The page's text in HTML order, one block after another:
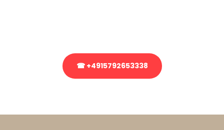
☎ +4915792653338